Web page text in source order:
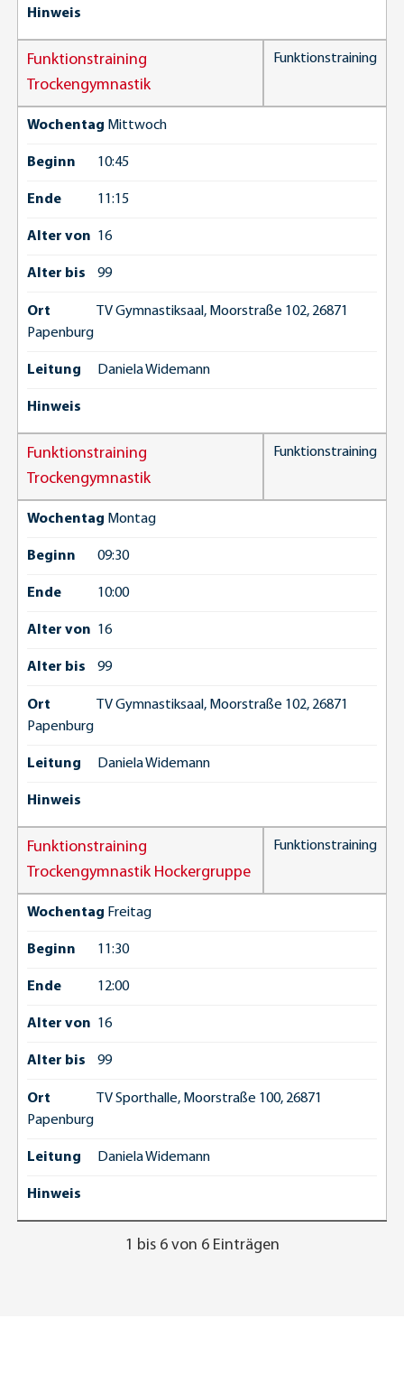
Hinweis
Funktionstraining
Trockengymnastik
Funktionstraining
Wochentag Mittwoch
Beginn 10:45
Ende 11:15
Alter von 16
Alter bis 99
Ort
TV Gymnastiksaal, Moorstraße 102, 26871
Papenburg
Leitung Daniela Widemann
Hinweis
Funktionstraining
Trockengymnastik
Funktionstraining
Wochentag Montag
Beginn 09:30
Ende 10:00
Alter von 16
Alter bis 99
Ort
TV Gymnastiksaal, Moorstraße 102, 26871
Papenburg
Leitung Daniela Widemann
Hinweis
Funktionstraining
Trockengymnastik Hockergruppe
Funktionstraining
Wochentag Freitag
Beginn 11:30
Ende 12:00
Alter von 16
Alter bis 99
Ort
TV Sporthalle, Moorstraße 100, 26871
Papenburg
Leitung Daniela Widemann
Hinweis
1 bis 6 von 6 Einträgen